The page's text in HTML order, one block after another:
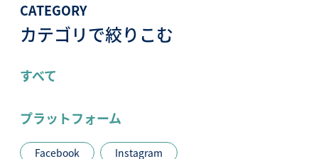
CATEGORY
カテゴリで絞りこむ
すべて
プラットフォーム
Facebook
Instagram